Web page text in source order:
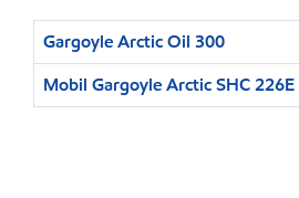
Gargoyle Arctic Oil 300
Mobil Gargoyle Arctic SHC 226E